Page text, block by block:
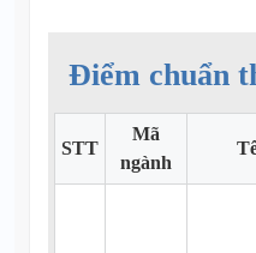
Điểm chuẩn
STT
Mã
ngành